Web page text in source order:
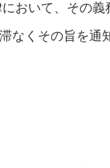
おいて、その
なくその旨を通